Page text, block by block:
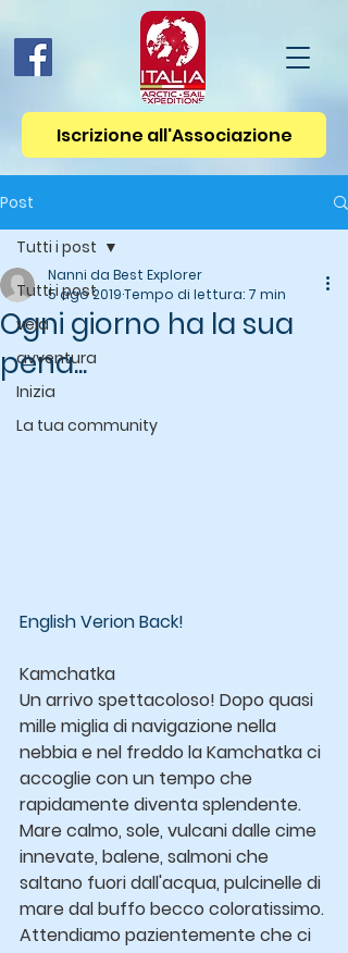
Iscrizione all'Associazione
Post
Tutti i post
vela
avventura
Inizia
La tua community
Tutti i post
Ogni giorno ha la sua
pena...
Nanni da Best Explorer
5 ago 2019Tempo di lettura: 7 min
English Verion Back!
Kamchatka
Un arrivo spettacoloso! Dopo quasi
mille miglia di navigazione nella
nebbia e nel freddo la Kamchatka ci
accoglie con un tempo che
rapidamente diventa splendente.
Mare calmo, sole, vulcani dalle cime
innevate, balene, salmoni che
saltano fuori dall'acqua, pulcinelle di
mare dal buffo becco coloratissimo.
Attendiamo pazientemente che ci